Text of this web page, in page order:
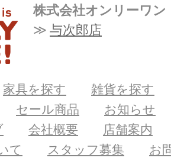
株式会社オンリーワン
与次郎店
家具を探す
雑貨を探す
セール商品
お知らせ
会社概要
店舗案内
て
スタッフ募集
お